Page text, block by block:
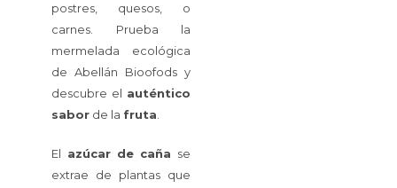
postres, quesos, o
carnes. Prueba la
mermelada ecológica
de Abellán Bioofods y
descubre el auténtico
sabor de la fruta
El azúcar de caña se
extrae de plantas que